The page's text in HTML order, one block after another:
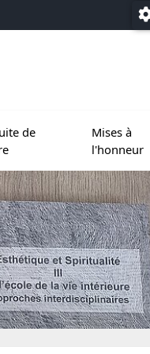
de
Mises à
l'honneur